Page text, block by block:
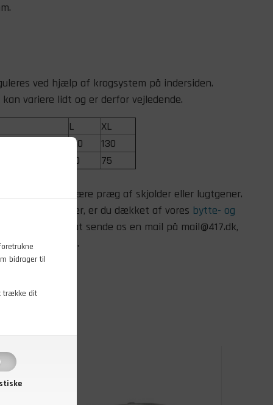
bidrager til
trække dit
ved hjælp af krogsystem på indersiden.
kan variere lidt og er derfor vejledende.
L
XL
120
130
70 75
fra 417.dk kan bære præg af skjolder eller lugtgener.
forventninger, er du dækket af vores bytte- og
velkommen til at sende os en mail på mail@417.dk,
varernes stand.